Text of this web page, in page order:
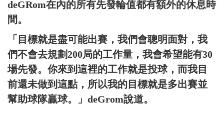
deGRom在內的所有先發輪值都有額外的休息時
間。
「目標就是盡可能出賽，我們會聰明面對，我
們不會去規劃200局的工作量，我會希望能有30
場先發。你來到這裡的工作就是投球，而我目
前還未做到這點，所以我的目標就是多出賽並
幫助球隊贏球。」deGrom說道。